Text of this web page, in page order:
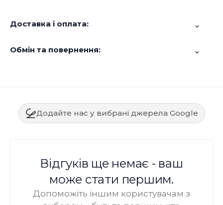
Доставка і оплата:
Обмін та повернення:
Додайте нас у вибрані джерела Google
Відгуків ще немає - ваш
може стати першим.
Допоможіть іншим користувачам з